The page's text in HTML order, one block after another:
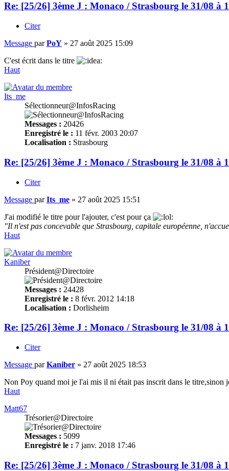
Re: [25/26] 3ème J : Monaco / Strasbourg le 31/08 à
Citer
Message parPoY » 27 août 2025 15:09
C'est écrit dans le titre
Haut
Its_me
Sélectionneur@InfosRacing
Messages : 20426
Enregistré le : 11 févr. 2003 20:07
Localisation : Strasbourg
Re: [25/26] 3ème J : Monaco / Strasbourg le 31/08 à
Citer
Message parIts_me » 27 août 2025 15:51
J'ai modifié le titre pour l'ajouter, c'est pour ça
"Il n'est pas concevable que Strasbourg, capitale européenne,
Haut
Kaniber
Président@Directoire
Messages : 24428
Enregistré le : 8 févr. 2012 14:18
Localisation : Dorlisheim
Re: [25/26] 3ème J : Monaco / Strasbourg le 31/08 à
Citer
Message parKaniber » 27 août 2025 18:53
Non Poy quand moi je l'ai mis il ni était pas inscrit dans le titre,sinon
Haut
Matt67
Trésorier@Directoire
Messages : 5099
Enregistré le : 7 janv. 2018 17:46
Re: [25/26] 3ème J : Monaco / Strasbourg le 31/08 à